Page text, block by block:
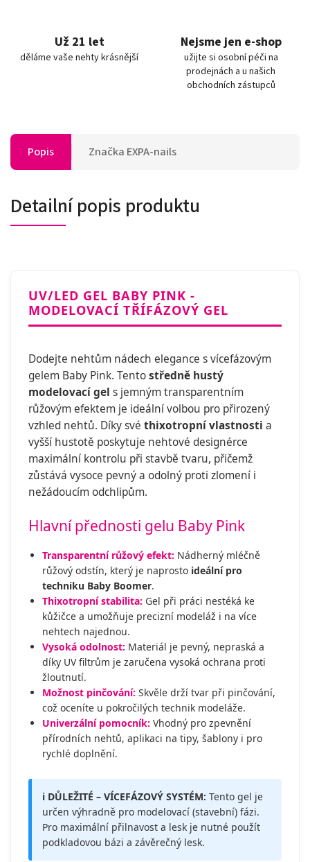
Už 21 let
děláme vaše nehty krásnější
Nejsme jen e-shop
užijte si osobní péči na
prodejnách a u našich
obchodních zástupců
Popis Značka EXPA-nails
Detailní popis produktu
UV/LED GEL BABY PINK -
MODELOVACÍ TŘÍFÁZOVÝ GEL
Dodejte nehtům nádech elegance s vícefázovým
gelem Baby Pink. Tentostředně hustý
modelovací gel s jemným transparentním
růžovým efektem je ideální volbou pro přirozený
vzhled nehtů. Díky své thixotropní vlastnosti a
vyšší hustotě poskytuje nehtové designérce
maximální kontrolu při stavbě tvaru, přičemž
zůstává vysoce pevný a odolný proti zlomení i
nežádoucím odchlipům.
Hlavní přednosti gelu Baby Pink
Transparentní růžový efekt: Nádherný mléčně
růžový odstín, který je naprosto ideální pro
techniku Baby Boomer.
Thixotropní stabilita: Gel při práci nestéká ke
kůžičce a umožňuje precizní modeláž i na více
nehtech najednou.
Vysoká odolnost: Materiál je pevný, nepraská a
díky UV filtrům je zaručena vysoká ochrana proti
žloutnutí.
Možnost pinčování: Skvěle drží tvar při pinčování,
což oceníte u pokročilých technik modeláže.
Univerzální pomocník: Vhodný pro zpevnění
přírodních nehtů, aplikaci na tipy, šablony i pro
rychlé doplnění.
ℹ️ DŮLEŽITÉ – VÍCEFÁZOVÝ SYSTÉM: Tento gel je
určen výhradně pro modelovací (stavební) fázi.
Pro maximální přilnavost a lesk je nutné použít
podkladovou bázi a závěrečný lesk.